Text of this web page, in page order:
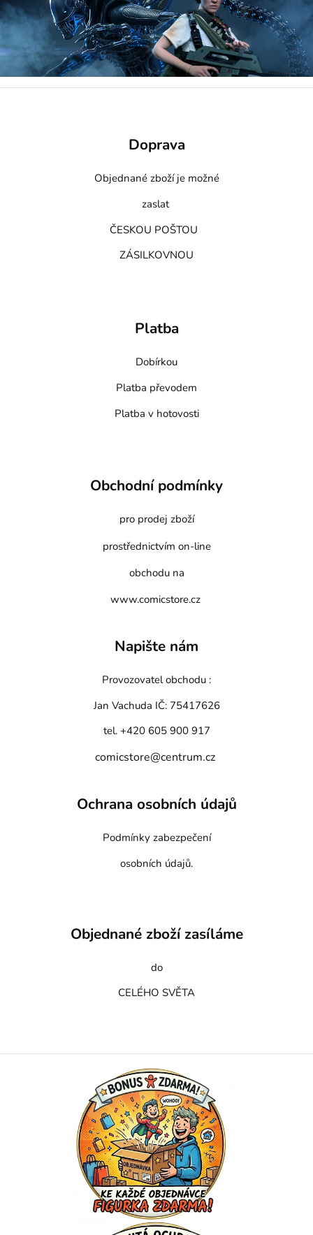
Doprava
Objednané zboží je možné
zaslat
ČESKOU POŠTOU
ZÁSILKOVNOU
Platba
Dobírkou
Platba převodem
Platba v hotovosti
Obchodní podmínky
pro prodej zboží
prostřednictvím on-line
obchodu na
www.comicstore.cz
Napište nám
Provozovatel obchodu :
Jan Vachuda IČ: 75417626
tel. +420 605 900 917
comicstore@centrum.cz
Ochrana osobních údajů
Podmínky zabezpečení
osobních údajů.
Objednané zboží zasíláme
do
CELÉHO SVĚTA